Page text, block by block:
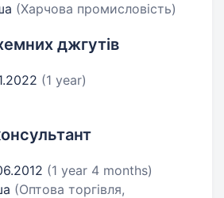
(Харчова промисловість)
джгутів
(1 year)
(1 year 4 months)
(Оптова торгівля,